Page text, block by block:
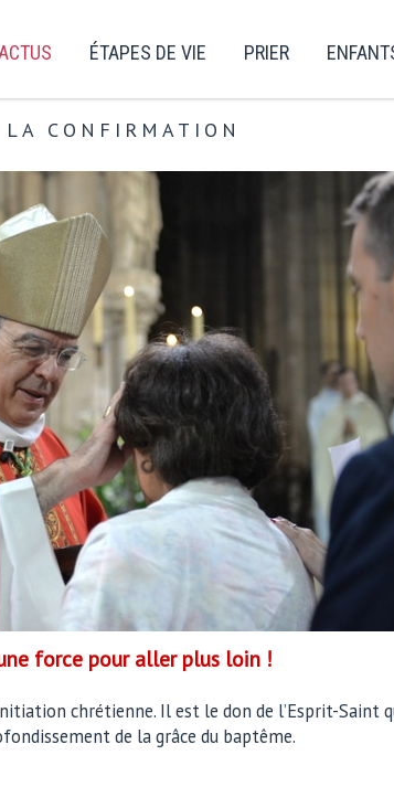
ÉTAPES DE VIE PRIER
LA CONFIRMATION
force pour aller plus loin !
chrétienne. Il est le don de l’Esprit-Saint
de la grâce du baptême.